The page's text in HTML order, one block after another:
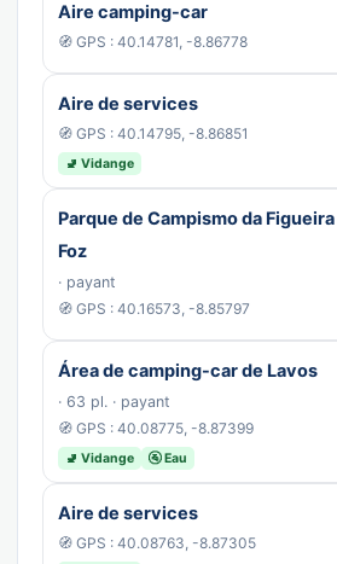
Aire camping-car
🧭 GPS : 40.14781, -8.86778
Aire de services
🧭 GPS : 40.14795, -8.86851
🚽 Vidange
Parque de Campismo da
Foz
· payant
🧭 GPS : 40.16573, -8.85797
Área de camping-car de Lavos
· 63 pl. · payant
🧭 GPS : 40.08775, -8.87399
🚽 Vidange 🚰 Eau
Aire de services
🧭 GPS : 40.08763, -8.87305